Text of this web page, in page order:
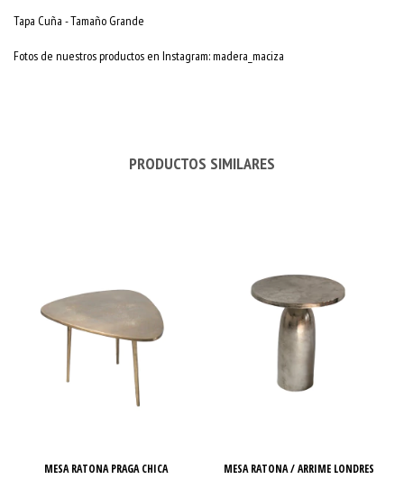
Tapa Cuña - Tamaño Grande
Fotos de nuestros productos en Instagram: madera_maciza
PRODUCTOS SIMILARES
MESA RATONA PRAGA CHICA MESA RATONA / ARRIME LONDRES